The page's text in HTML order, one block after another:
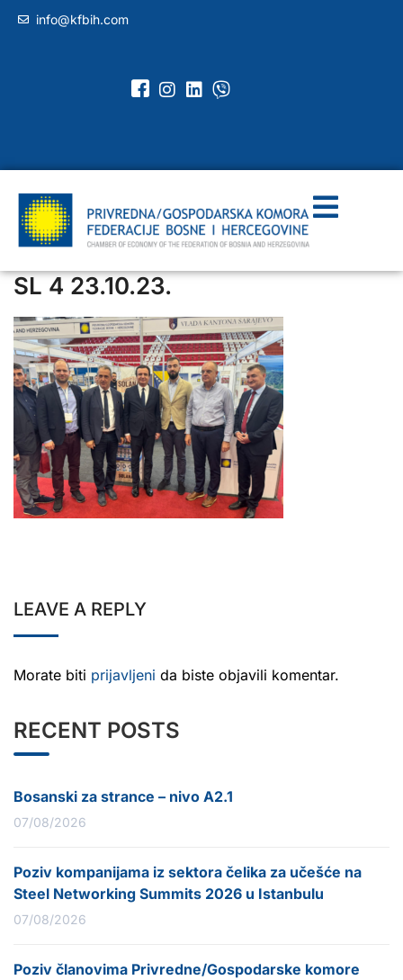
info@kfbih.com
SL 4 23.10.23.
LEAVE A REPLY
Morate biti prijavljeni da biste objavili komentar.
RECENT POSTS
Bosanski za strance – nivo A2.1
07/08/2026
Poziv kompanijama iz sektora čelika za učešće na
Steel Networking Summits 2026 u Istanbulu
07/08/2026
Poziv članovima Privredne/Gospodarske komore